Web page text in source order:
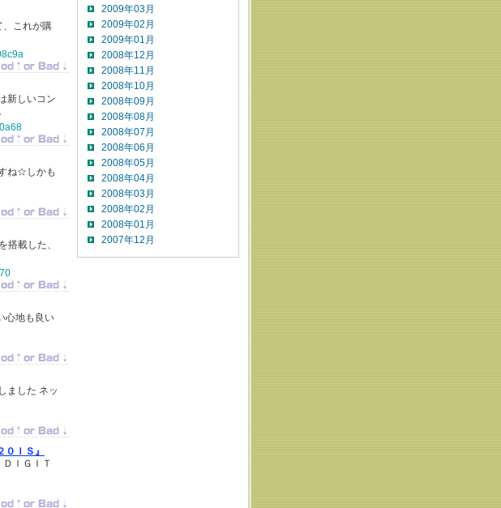
、これが購
新しいコン
ね☆しかも
搭載した、
心地も良い
ました ネッ
ＩＳ』
ＩＧＩＴ
2009年03月
2009年02月
2009年01月
2008年12月
2008年11月
2008年10月
2008年09月
2008年08月
2008年07月
2008年06月
2008年05月
2008年04月
2008年03月
2008年02月
2008年01月
2007年12月